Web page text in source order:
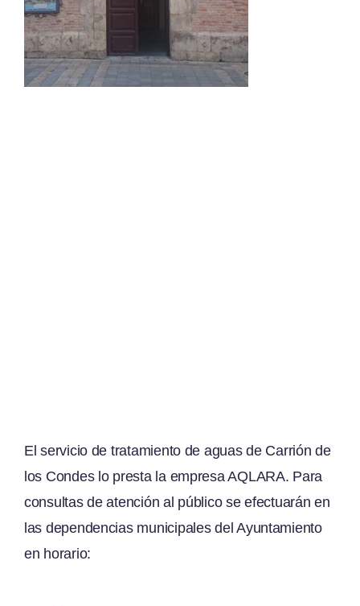
El servicio de tratamiento de aguas de Carrión de
los Condes lo presta la empresa AQLARA. Para
consultas de atención al público se efectuarán en
las dependencias municipales del Ayuntamiento
en horario: